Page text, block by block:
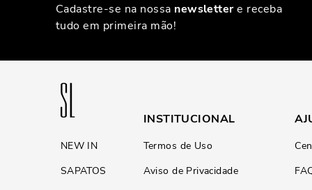
Cadastre-se na nossa newslettere receba
tudo em primeira mão!
NEW IN
SAPATOS
INSTITUCIONAL
Termos de Uso
Aviso de Privacidade